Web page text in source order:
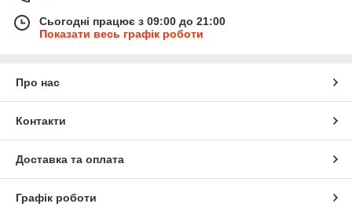
Головна відмінна риса пропонованої меблів
– це лаконічний дизайн без обтяжуючих і
зайвих елементів. Такі вироби впишуться в
Сьогодні працює з 09:00 до 21:00
Показати весь графік роботи
Про нас
Контакти
Доставка та оплата
Графік роботи